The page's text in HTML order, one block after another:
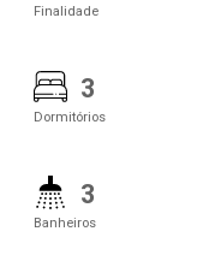
Finalidade
3
Dormitórios
3
Banheiros